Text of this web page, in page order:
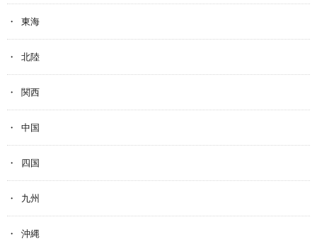
東海
北陸
関西
中国
四国
九州
沖縄